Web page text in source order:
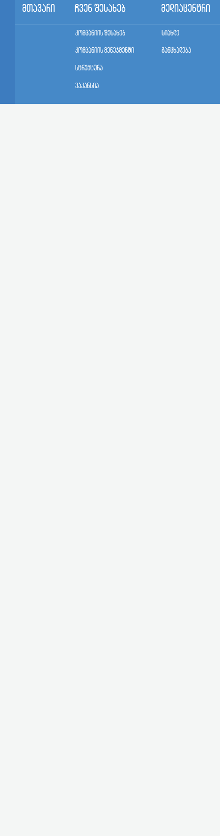
მთავარი ჩვენ შესახებ მედიაცენტრი
კომპანიის შესახებ სიახლე
კომპანიის მენეჯმენტი განცხადება
სტრუქტურა
ვაკანსია